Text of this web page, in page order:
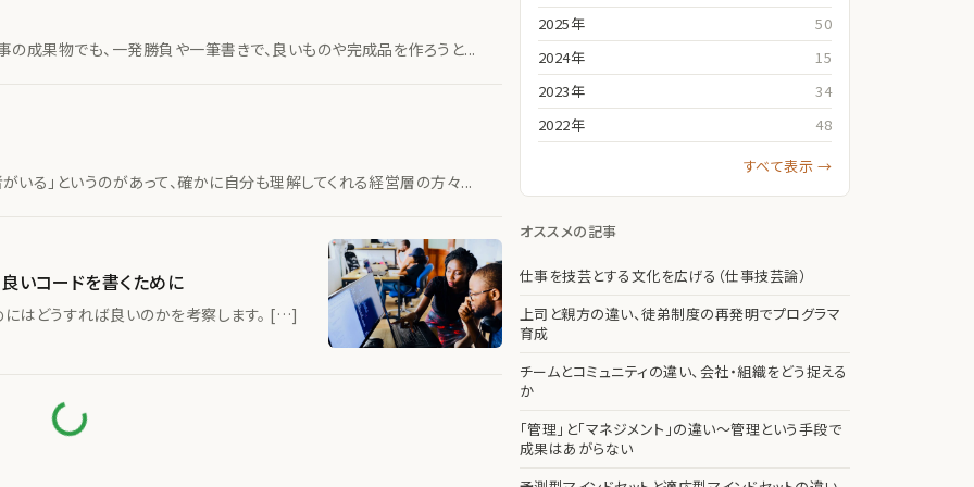
の成果物でも、一発勝負や一筆書きで、良いものや完成品を作ろうと...
る」というのがあって、確かに自分も理解してくれる経営層の方々...
いコードを書くために
はどうすれば良いのかを考察します。 […]
込み中...
2025年
50
2024年
15
2023年
34
2022年
48
すべて表示 →
オススメの記事
仕事を技芸とする文化を広げる（仕事技芸論）
上司と親方の違い、徒弟制度の再発明でプログラマ
育成
チームとコミュニティの違い、会社・組織をどう捉える
か
「管理」と「マネジメント」の違い〜管理という手段で
成果はあがらない